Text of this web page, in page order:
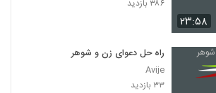
۲۳:۵۸
۳۸۶ بازدید
راه حل دعوای زن و شوهر
Avije
۳۳ بازدید